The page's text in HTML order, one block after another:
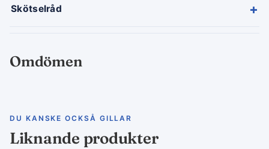
Skötselråd +
Omdömen
DU KANSKE OCKSÅ GILLAR
Liknande produkter